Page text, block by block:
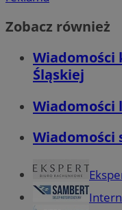
Zobacz również
Wiadomości
Śląskiej
Wiadomości
Wiadomości